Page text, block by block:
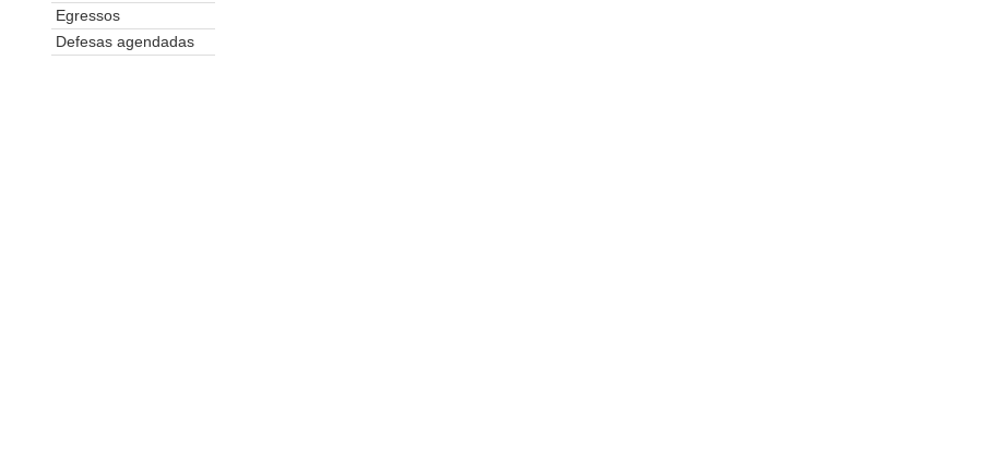
Egressos
Defesas agendadas